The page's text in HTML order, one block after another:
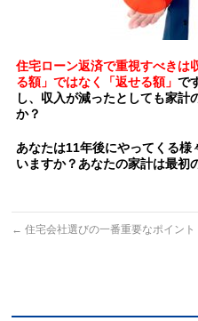
住宅ローン返済で重視すべきは
る額」ではなく「返せる額」で
し、収入が減ったとしても家計
か？
あなたは11年後にやってくる様
いますか？あなたの家計は最初
← 住宅会社選びの一番重要なポイント